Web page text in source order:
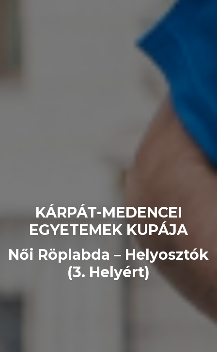
KÁRPÁT-MEDENCEI
EGYETEMEK KUPÁJA
Női Röplabda – Helyosztók
(3. Helyért)